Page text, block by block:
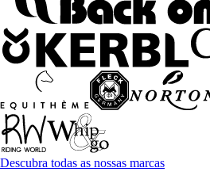
Descubra todas as nossas marcas